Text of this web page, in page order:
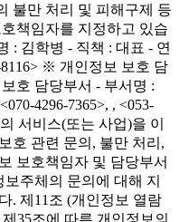
불만 처리 및 피해구제 등
책임자를 지정하고 있습
: 김학병 - 직책 : 대표 - 연
8116> ※ 개인정보 보호 담
호 담당부서 - 부서명 :
4296-7365>, , <053-
서비스(또는 사업)을 이
호 관련 문의, 불만 처리,
보호책임자 및 담당부서
주체의 문의에 대해 지
. 제11조 (개인정보 열람
35조에 따른 개인정보의